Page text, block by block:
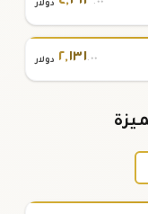
.٠٠ دولار
٢,١٣١.٠٠ دولار